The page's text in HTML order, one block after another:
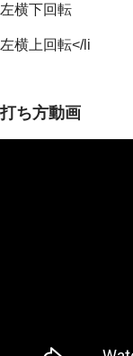
左横下回転
左横上回転</li
打ち方動画